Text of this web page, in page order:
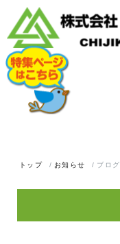
トップ お知らせ ブロ